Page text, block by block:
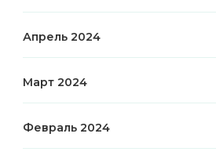
Апрель 2024
Март 2024
Февраль 2024